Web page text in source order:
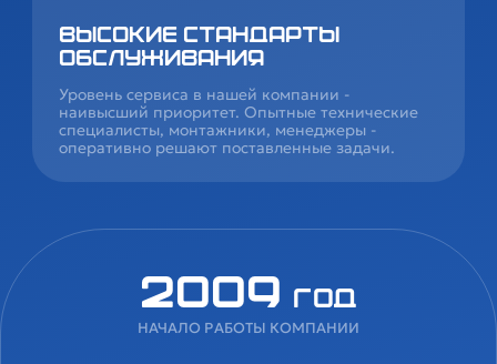
Высокие стандарты
обслуживания
Уровень сервиса в нашей компании -
наивысший приоритет. Опытные технические
специалисты, монтажники, менеджеры -
оперативно решают поставленные задачи.
2009 год
НАЧАЛО РАБОТЫ КОМПАНИИ